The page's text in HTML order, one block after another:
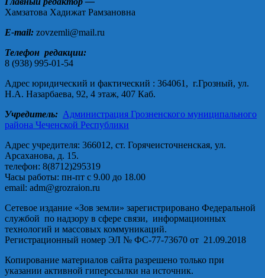
Хамзатова Хадижат Рамзановна
E-mail: zovzemli@mail.ru
Телефон редакции:
8 (938) 995-01-54
Адрес юридический и фактический : 364061, г.Грозный, ул.
Н.А. Назарбаева, 92, 4 этаж, 407 Каб.
Учредитель: Администрация Грозненского муниципального
района Чеченской Республики
Адрес учредителя: 366012, ст. Горячеисточненская, ул.
Арсаханова, д. 15.
телефон: 8(8712)295319
Часы работы: пн-пт с 9.00 до 18.00
email: adm@grozraion.ru
Сетевое издание «Зов земли» зарегистрировано Федеральной
службой по надзору в сфере связи, информационных
технологий и массовых коммуникаций.
Регистрационный номер ЭЛ № ФС-77-73670 от 21.09.2018
Копирование материалов сайта разрешено только при
указании активной гиперссылки на источник.